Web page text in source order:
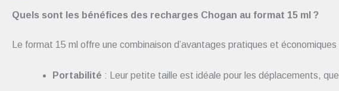
Quels sont les bénéfices des recharges Chogan au format 15 ml ?
Le format 15 ml offre une combinaison d’avantages pratiques et économiques
Portabilité : Leur petite taille est idéale pour les déplacements,